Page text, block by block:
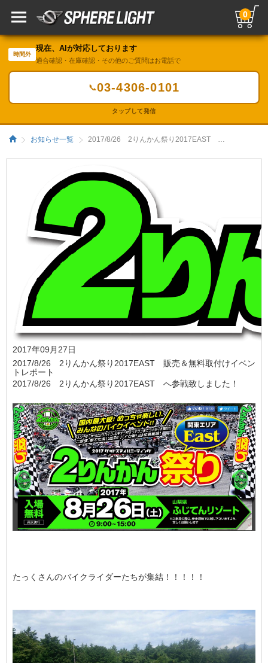
0
時間外
現在、AIが対応しております
適合確認・在庫確認・その他のご質問はお電話で
📞03-4306-0101
タップして発信
お知らせ一覧 2017/8/26 2りんかん祭り2017EAST 販売＆無料取付けイベントレポート／HIDキット｜LEDヘッドライト販売のスフィアライト
2017年09月27日
2017/8/26 2りんかん祭り2017EAST 販売＆無料取付けイベン
トレポート
2017/8/26 2りんかん祭り2017EAST へ参戦致しました！
たっくさんのバイクライダーたちが集結！！！！！